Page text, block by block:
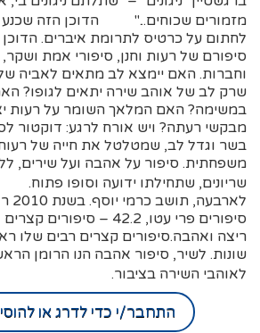
מזמורים שכוחים..." הדוכן הזה
לחתום על כרטיס לתרומת איברים.
סיפורם של רעות וחנן, סיפורי אמת
וחברות. האם יימצא לב מתאים לאביה
שרק לב של אוהב שירה יתאים לגופו?
במשימה? האם המלאך השומר על רעות
מבקשי רעתה? ויש אורח לרגע: דוקטור
בשר וגדל לב, שמטלטל את חייה של
משפחתית. סיפור על אהבה ועל שירים,
שריונים, שתחילתו ידועה וסופו פתוח.
סיפורים פרי עטו, 42.2 –
ריצה ואהבה.סיפורים קצרים רבים שלו
שונות. לשיר, סיפור אהבה הנו הרומן
לאוהבי השירה בציבור.
התחבר/י כדי לדרג או